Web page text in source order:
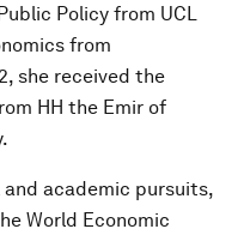
Policy from UCL
from
she received the
HH the Emir of
academic pursuits,
World Economic